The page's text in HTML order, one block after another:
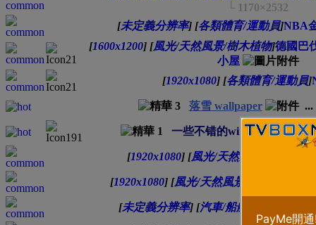
└ 1170×2532
[未定義分辨率] [各類體育/運動員]NBA
[1600x1200] [風光/天然風景/樹木植物]德國巴
小屋
[1920x1080] [各類體育/運動員]
落雪 wallpaper ...
一些不错的window7桌面！
[1920x1080] [風光/天然風景/樹木植物
[1920x1080] [風光/天然風景/樹木植物
[未定義分辨率] [汽車/船艦/飛機/交通